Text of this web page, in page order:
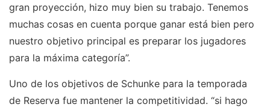
gran proyección, hizo muy bien su trabajo. Tenemos
muchas cosas en cuenta porque ganar está bien pero
nuestro objetivo principal es preparar los jugadores
para la máxima categoría”.
Uno de los objetivos de Schunke para la temporada
de Reserva fue mantener la competitividad. “si hago